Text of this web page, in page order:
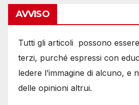
AVVISO
Tutti gli articoli possono
terzi, purché espressi con
ledere l’immagine di alcuno, e
delle opinioni altrui.